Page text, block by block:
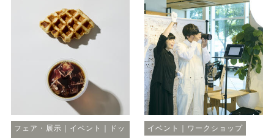
フェア・展示｜イベント｜ドッ
イベント｜ワークショップ